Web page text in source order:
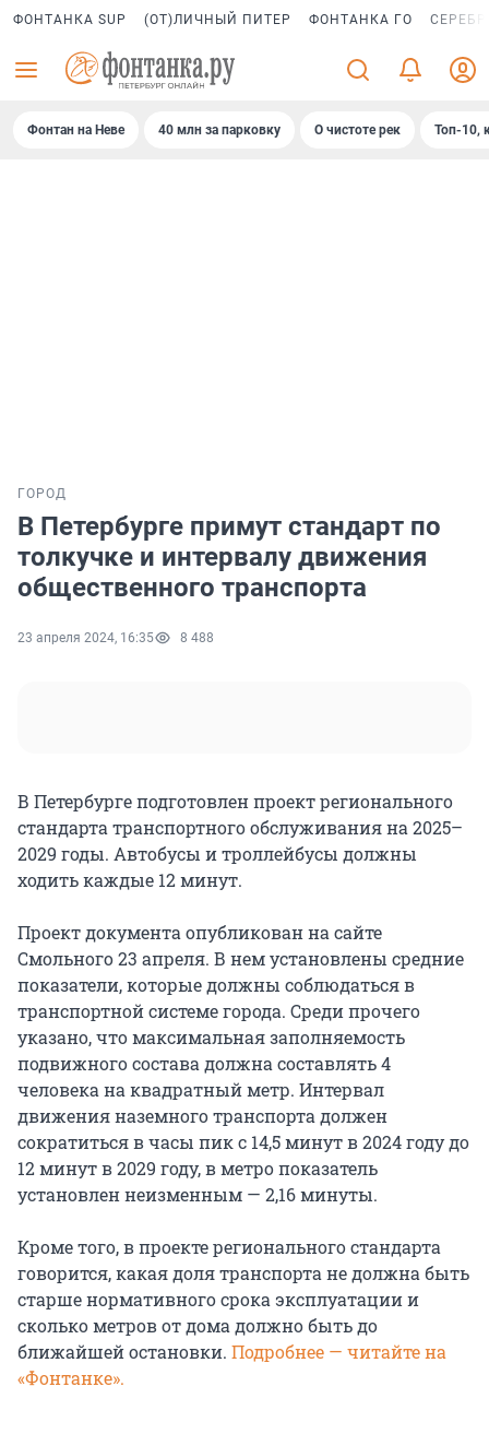
ФОНТАНКА SUP (ОТ)ЛИЧНЫЙ ПИТЕР ФОНТАНКА ГО
Фонтан на Неве 40 млн за парковку О чистоте рек Топ-10,
ГОРОД
В Петербурге примут стандарт по
толкучке и интервалу движения
общественного транспорта
23 апреля 2024, 16:35 8 488
В Петербурге подготовлен проект регионального
стандарта транспортного обслуживания на 2025–
2029 годы. Автобусы и троллейбусы должны
ходить каждые 12 минут.
Проект документа опубликован на сайте
Смольного 23 апреля. В нем установлены средние
показатели, которые должны соблюдаться в
транспортной системе города. Среди прочего
указано, что максимальная заполняемость
подвижного состава должна составлять 4
человека на квадратный метр. Интервал
движения наземного транспорта должен
сократиться в часы пик с 14,5 минут в 2024 году до
12 минут в 2029 году, в метро показатель
установлен неизменным — 2,16 минуты.
Кроме того, в проекте регионального стандарта
говорится, какая доля транспорта не должна быть
старше нормативного срока эксплуатации и
сколько метров от дома должно быть до
ближайшей остановки. Подробнее — читайте на
«Фонтанке».